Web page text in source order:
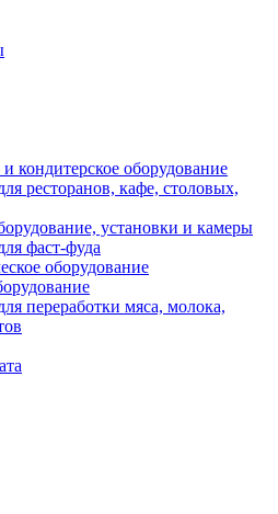
кондитерское оборудование
ресторанов, кафе, столовых,
установки и камеры
фаст-фуда
оборудование
переработки мяса, молока,